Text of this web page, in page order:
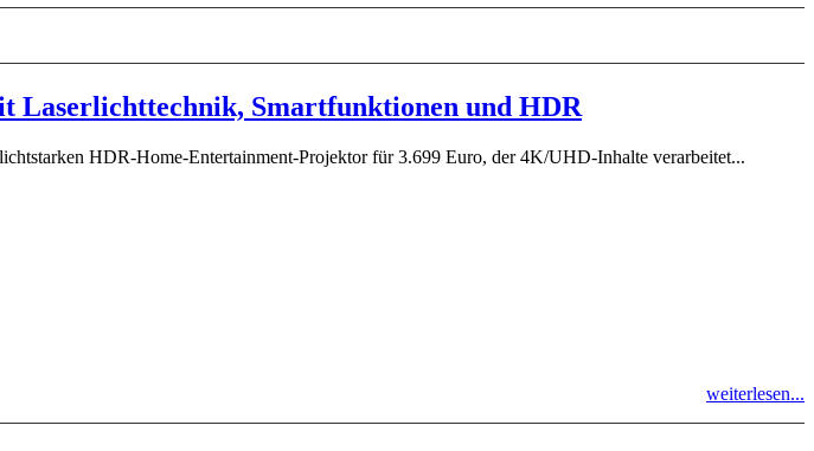
Laserlichttechnik, Smartfunktionen und HDR
HDR-Home-Entertainment-Projektor für 3.699 Euro, der 4K/UHD-Inhalte verarbeitet...
weiterlesen...